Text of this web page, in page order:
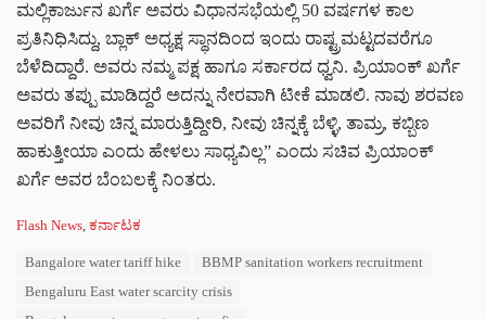
ಮಲ್ಲಿಕಾರ್ಜುನ ಖರ್ಗೆ ಅವರು ವಿಧಾನಸಭೆಯಲ್ಲಿ 50 ವರ್ಷಗಳ ಕಾಲ
ಪ್ರತಿನಿಧಿಸಿದ್ದು, ಬ್ಲಾಕ್ ಅಧ್ಯಕ್ಷ ಸ್ಥಾನದಿಂದ ಇಂದು ರಾಷ್ಟ್ರಮಟ್ಟದವರೆಗೂ
ಬೆಳೆದಿದ್ದಾರೆ. ಅವರು ನಮ್ಮ ಪಕ್ಷ ಹಾಗೂ ಸರ್ಕಾರದ ಧ್ವನಿ. ಪ್ರಿಯಾಂಕ್ ಖರ್ಗೆ
ಅವರು ತಪ್ಪು ಮಾಡಿದ್ದರೆ ಅದನ್ನು ನೇರವಾಗಿ ಟೀಕೆ ಮಾಡಲಿ. ನಾವು ಶರವಣ
ಅವರಿಗೆ ನೀವು ಚಿನ್ನ ಮಾರುತ್ತಿದ್ದೀರಿ, ನೀವು ಚಿನ್ನಕ್ಕೆ ಬೆಳ್ಳಿ, ತಾಮ್ರ, ಕಬ್ಬಿಣ
ಹಾಕುತ್ತೀಯಾ ಎಂದು ಹೇಳಲು ಸಾಧ್ಯವಿಲ್ಲ” ಎಂದು ಸಚಿವ ಪ್ರಿಯಾಂಕ್
ಖರ್ಗೆ ಅವರ ಬೆಂಬಲಕ್ಕೆ ನಿಂತರು.
C
Flash News, ಕರ್ನಾಟಕ
Bangalore water tariff hike
BBMP sanitation workers recruitment
Bengaluru East water scarcity crisis